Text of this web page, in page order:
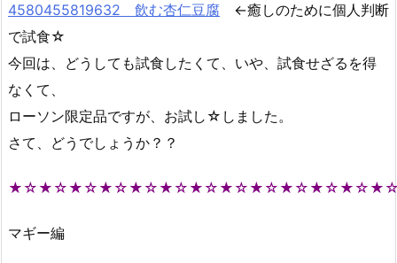
4580455819632 飲む杏仁豆腐 ←癒しのために個人判断
で試食☆
今回は、どうしても試食したくて、いや、試食せざるを得
なくて、
ローソン限定品ですが、お試し☆しました。
さて、どうでしょうか？？
マギー編